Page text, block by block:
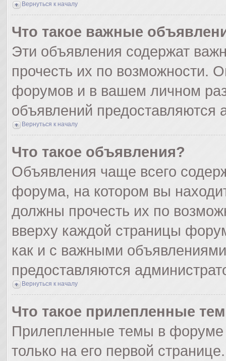
Вернуться к началу
Что такое важные
Эти объявления содержат
прочесть их по возможности.
форумов и в вашем личном
объявлений
Вернуться к началу
Что такое объявления?
Объявления чаще всего
форума, на котором вы
должны прочесть их по
вверху каждой страницы
как и с важными
предоставляются
Вернуться к началу
Что такое прилепленные
Прилепленные темы в форуме
только на его первой